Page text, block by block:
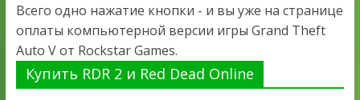
Всего одно нажатие кнопки - и вы уже на странице
оплаты компьютерной версии игры Grand Theft
Auto V от Rockstar Games.
Купить RDR 2 и Red Dead Online